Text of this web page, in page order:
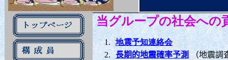
当グループの社会への
1.
地震予知連絡会
2.
長期的地震確率予測 （地震調